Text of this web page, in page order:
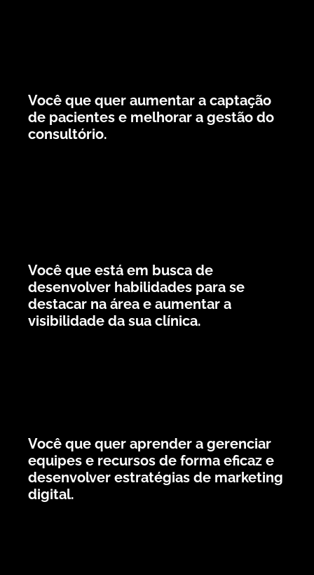
Você que quer aumentar a captação
de pacientes e melhorar a gestão do
consultório.
Você que está em busca de
desenvolver habilidades para se
destacar na área e aumentar a
visibilidade da sua clínica.
Você que quer aprender a gerenciar
equipes e recursos de forma eficaz e
desenvolver estratégias de marketing
digital.